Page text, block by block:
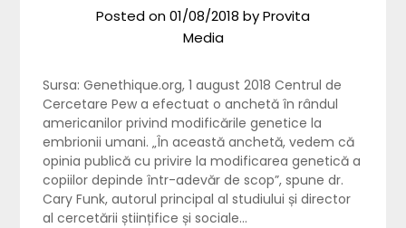
Posted on01/08/2018 byProvita
Media
Sursa: Genethique.org, 1 august 2018 Centrul de
Cercetare Pew a efectuat o anchetă în rândul
americanilor privind modificările genetice la
embrionii umani. „În această anchetă, vedem că
opinia publică cu privire la modificarea genetică a
copiilor depinde într-adevăr de scop”, spune dr.
Cary Funk, autorul principal al studiului și director
al cercetării științifice și sociale…